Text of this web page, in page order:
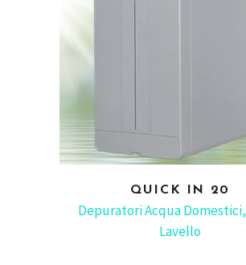
READ MORE
QUICK IN 20
Depuratori Acqua Domestici,
Lavello